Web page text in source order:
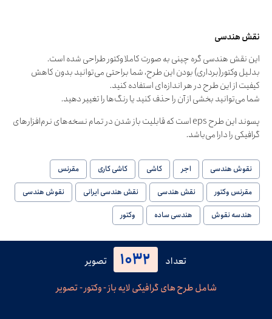
نقش هندسی
این نقش هندسی گره چینی به صورت کاملا وکتور طراحی شده است.
بدلیل وکتور(برداری) بودن این طرح، شما براحتی می‌توانید بدون کاهش
کیفیت از این طرح در هر اندازه‌ای استفاده کنید.
شما می‌توانید بخشی از آن را حذف کنید یا رنگ‌ها را تغییر دهید.
پسوند این طرح eps است که قابلیت باز شدن در تمام نسخه‌های نرم‌افزارهای
گرافیکی را دارا می‌باشد.
نقوش هندسی اجر کاشی کاشی کاری
مقرنس
مقرنس وکتور
نقش هندسی نقش هندسی ایرانی
نقوش هندسی
هندسه نقوش
هندسی ساده وکتور
تعداد 1032
تصویر
شامل طرح های گرافیکی لایه باز - وکتور - تصویر